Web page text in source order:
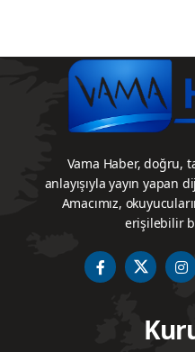
Vama Haber, doğru,
anlayışıyla yayın
Amacımız,
erişilebilir